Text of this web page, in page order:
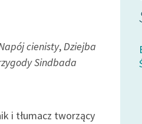
cienisty,Dziejba
Sindbada
i tłumacz tworzący
skomląc o kęs ciała i...
Leśmian, Dziejba leśna